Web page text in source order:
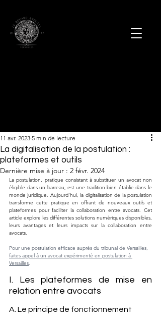
La digitalisation de la postulation :
plateformes et outils
11 avr. 2023 5 min de lecture
Dernière mise à jour : 2 févr. 2024
La postulation, pratique consistant à substituer un avocat non
éligible dans un barreau, est une tradition bien établie dans le
monde juridique. Aujourd'hui, la digitalisation de la postulation
transforme cette pratique en offrant de nouveaux outils et
plateformes pour faciliter la collaboration entre avocats. Cet
article explore les différentes solutions numériques disponibles,
leurs avantages et leurs impacts sur la collaboration entre
avocats.
Pour une postulation efficace auprès du tribunal de Versailles,
faites appel à un avocat expérimenté en postulation à
Versailles.
I. Les plateformes de mise en
relation entre avocats
A. Le principe de fonctionnement